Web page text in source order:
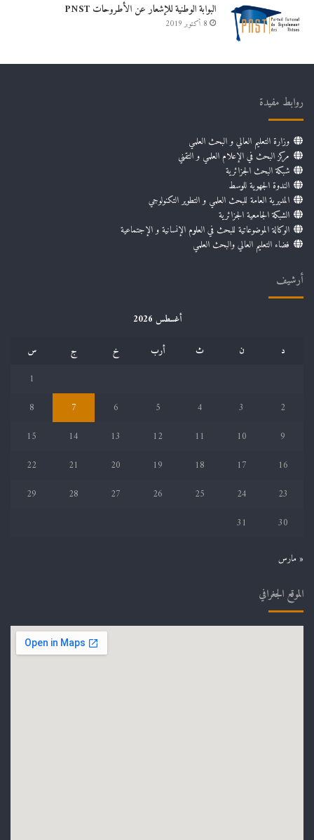
البوابة الوطنية للإشعار عن الأطروحات PNST
8 أكتوبر 2019
روابط مفيدة
وزارة التعليم العالي و البحث العلمي
مركز البحث في الإعلام العلمي و التقني
شبكة البحث الجزائرية
الندوة الجهوية للوسط
المديرية العامة للبحث العلمي و التطوير التكنولوجي
الشبكة الجامعية الجزائرية
الوكالة الموضوعاتية للبحث في العلوم الإنسانية و الإجتماعية
فضاء التعليم العالي والبحث العلمي
أرشيف
أغسطس 2026
د
ن ث أرب خ ج
س
1
2
3
4
5
6
7
8
9
10
11
12
13
14
15
16
17
18
19
20
21
22
23
24
25
26
27
28
29
30
31
« مارس
الموقع الجغرافي